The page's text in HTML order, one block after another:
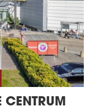
CENTRUM